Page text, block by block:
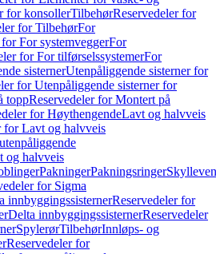
for konsollerTilbehørReservedeler for
for TilbehørFor
For systemveggerFor
for For tilførselssystemerFor
sisternerUtenpåliggende sisterner for
for Utenpåliggende sisterner for
toppReservedeler for Montert på
for HøythengendeLavt og halvveis
for Lavt og halvveis
og halvveis
PakningerPakningsringer
for Sigma
innbyggingssisternerReservedeler for
Delta innbyggingssisternerReservedeler
SpylerørTilbehørInnløps- og
Reservedeler for